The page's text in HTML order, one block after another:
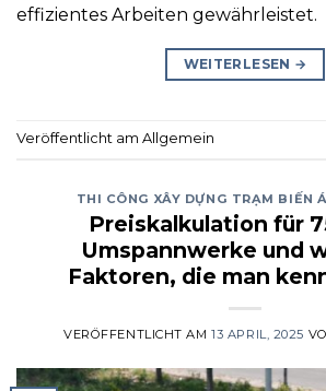
effizientes Arbeiten gewährleistet.
WEITERLESEN →
Veröffentlicht am Allgemein
THI CÔNG XÂY DỰNG TRẠM BIẾN
Preiskalkulation für
Umspannwerke und
Faktoren, die man
VERÖFFENTLICHT AM13 APRIL, 2025